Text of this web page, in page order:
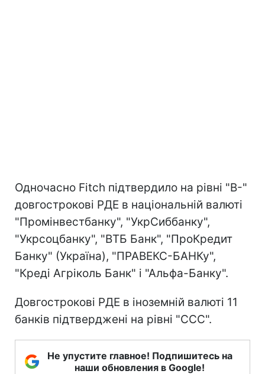
Одночасно Fitch підтвердило на рівні "B-"
довгострокові РДЕ в національній валюті
"Промінвестбанку", "УкрСиббанку",
"Укрсоцбанку", "ВТБ Банк", "ПроКредит
Банку" (Україна), "ПРАВЕКС-БАНКу",
"Креді Агріколь Банк" і "Альфа-Банку".
Довгострокові РДЕ в іноземній валюті 11
банків підтверджені на рівні "CCC".
Не упустите главное! Подпишитесь на
наши обновления в Google!